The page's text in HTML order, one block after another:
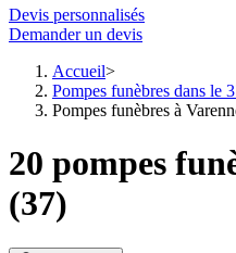
Devis personnalisés
Demander un devis
Accueil
Pompes funèbres dans le
Pompes funèbres à
20 pompes
(37)